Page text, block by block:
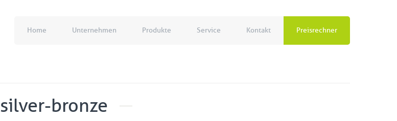
Home Unternehmen Produkte Service Kontakt Preisrechner
silver-bronze